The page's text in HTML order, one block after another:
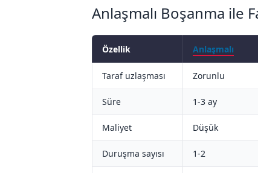
Anlaşmalı Boşanma ile
Özellik Anlaşmalı
Taraf uzlaşması Zorunlu
Süre 1-3 ay
Maliyet Düşük
Duruşma sayısı 1-2